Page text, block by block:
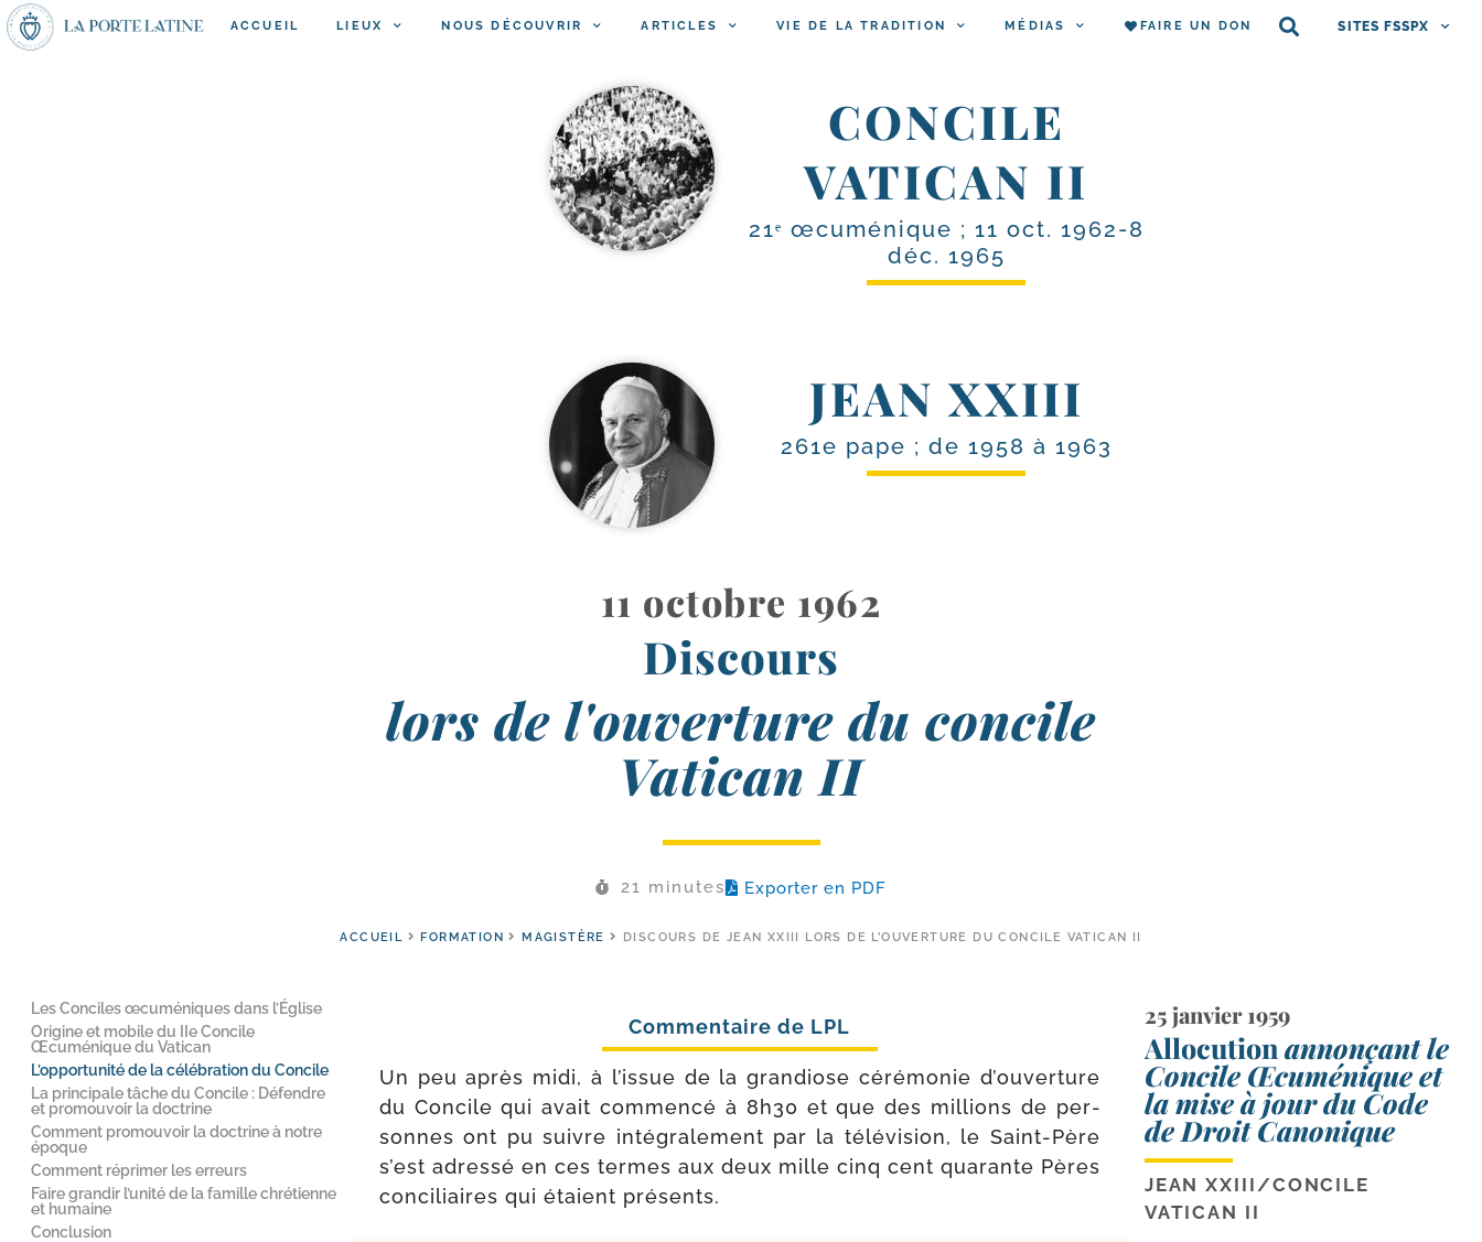
ACCUEIL LIEUX NOUS DÉCOUVRIR ARTICLES VIE DE LA TRADITION MÉDIAS FAIRE UN DON SITES FSSPX
CONCILE
VATICAN II
21ᵉ œcuménique ; 11 oct. 1962-8
déc. 1965
JEAN XXIII
261e pape ; de 1958 à 1963
11 octobre 1962
Discours
lors de l'ouverture du concile
Vatican II
21 minutes Exporter en PDF
ACCUEIL FORMATION MAGISTÈRE DISCOURS DE JEAN XXIII LORS DE L’OUVERTURE DU CONCILE VATICAN II
Les Conciles œcuméniques dans l’Église
Origine et mobile du IIe Concile
Œcuménique du Vatican
L’opportunité de la célébration du Concile
La principale tâche du Concile : Défendre
et promouvoir la doctrine
Comment promouvoir la doctrine à notre
époque
Comment réprimer les erreurs
Faire grandir l’unité de la famille chrétienne
et humaine
Conclusion
Un peu après midi, à l’is­sue de la gran­diose céré­mo­nie d’ou­ver­ture
du Concile qui avait com­men­cé à 8h30 et que des mil­lions de per­
sonnes ont pu suivre inté­gra­le­ment par la télé­vi­sion, le Saint-​Père
s’est adres­sé en ces termes aux deux mille cinq cent qua­rante Pères
conci­liaires qui étaient présents.
25 janvier 1959
Allocution annonçant le
Concile Œcuménique et
la mise à jour du Code
de Droit Canonique
JEAN XXIII /CONCILE
VATICAN II